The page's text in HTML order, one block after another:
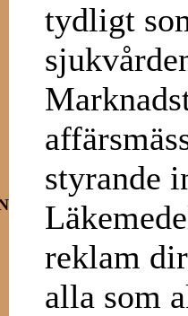
tydligt
styrande
reklam
alla som